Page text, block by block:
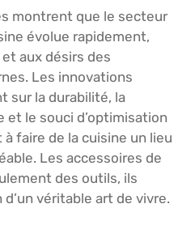
montrent que le secteur
évolue rapidement,
aux désirs des
Les innovations
sur la durabilité, la
et le souci d’optimisation
faire de la cuisine un lieu
Les accessoires de
des outils, ils
véritable art de vivre.